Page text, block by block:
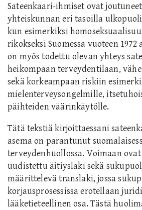
Sateenkaari-ihmiset ovat
yhteiskunnan eri tasoilla
kun esimerkiksi
rikokseksi Suomessa vuoteen
on myös todettu olevan yhteys
heikompaan terveydentilaan,
sekä korkeampaan riskiin
mielenterveysongelmille,
päihteiden väärinkäytölle.
Tätä tekstiä kirjoittaessani
asema on parantunut
terveydenhuollossa. Voimaan
uudistettu äitiyslaki sekä
määrittelevä translaki, jossa
korjausprosessissa erotellaan
lääketieteellinen osa. Tästä